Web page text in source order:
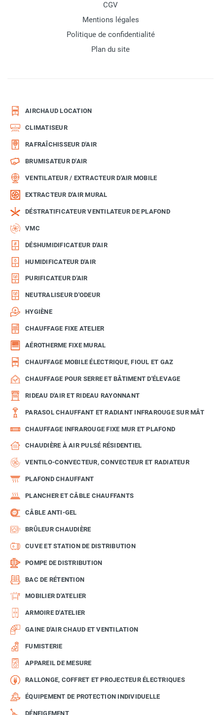
CGV
Mentions légales
Politique de confidentialité
Plan du site
AIRCHAUD LOCATION
CLIMATISEUR
RAFRAÎCHISSEUR D'AIR
BRUMISATEUR D'AIR
VENTILATEUR / EXTRACTEUR D'AIR MOBILE
EXTRACTEUR D'AIR MURAL
DÉSTRATIFICATEUR VENTILATEUR DE PLAFOND
VMC
DÉSHUMIDIFICATEUR D'AIR
HUMIDIFICATEUR D'AIR
PURIFICATEUR D'AIR
NEUTRALISEUR D'ODEUR
HYGIÈNE
CHAUFFAGE FIXE ATELIER
AÉROTHERME FIXE MURAL
CHAUFFAGE MOBILE ÉLECTRIQUE, FIOUL ET GAZ
CHAUFFAGE POUR SERRE ET BÂTIMENT D'ÉLEVAGE
RIDEAU D'AIR ET RIDEAU RAYONNANT
PARASOL CHAUFFANT ET RADIANT INFRAROUGE SUR MÂT
CHAUFFAGE INFRAROUGE FIXE MUR ET PLAFOND
CHAUDIÈRE À AIR PULSÉ RÉSIDENTIEL
VENTILO-CONVECTEUR, CONVECTEUR ET RADIATEUR
PLAFOND CHAUFFANT
PLANCHER ET CÂBLE CHAUFFANTS
CÂBLE ANTI-GEL
BRÛLEUR CHAUDIÈRE
CUVE ET STATION DE DISTRIBUTION
POMPE DE DISTRIBUTION
BAC DE RÉTENTION
MOBILIER D'ATELIER
ARMOIRE D'ATELIER
GAINE D'AIR CHAUD ET VENTILATION
FUMISTERIE
APPAREIL DE MESURE
RALLONGE, COFFRET ET PROJECTEUR ÉLECTRIQUES
ÉQUIPEMENT DE PROTECTION INDIVIDUELLE
DÉNEIGEMENT